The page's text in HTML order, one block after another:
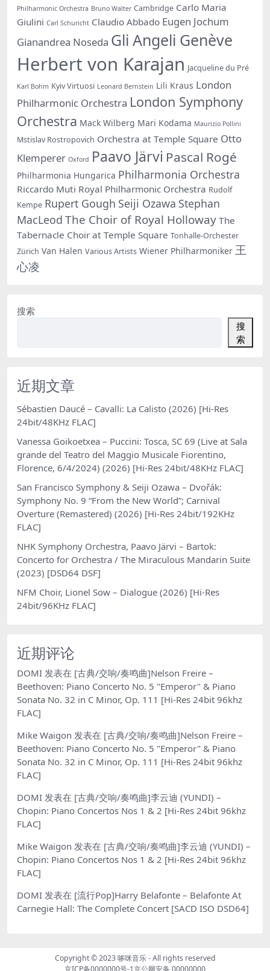
Philharmonic Orchestra Bruno Walter Cambridge Carlo Maria
Giulini Carl Schuricht Claudio Abbado Eugen Jochum
Gianandrea Noseda Gli Angeli Genève
Herbert von Karajan Jacqueline du Pré
Karl Bohm Kyiv Virtuosi Leonard Bernstein Lili Kraus London
Philharmonic Orchestra London Symphony
Orchestra Mack Wilberg Mari Kodama Maurizio Pollini
Mstislav Rostropovich Orchestra at Temple Square Otto
Klemperer Oxford Paavo Järvi Pascal Rogé
Philharmonia Hungarica Philharmonia Orchestra
Riccardo Muti Royal Philharmonic Orchestra Rudolf
Kempe Rupert Gough Seiji Ozawa Stephan
MacLeod The Choir of Royal Holloway The
Tabernacle Choir at Temple Square Tonhalle-Orchester
Zürich Van Halen Various Artists Wiener Philharmoniker 王
心凌
搜索
搜
索
近期文章
Sébastien Daucé – Cavalli: La Calisto (2026) [Hi-Res
24bit/48KHz FLAC]
Vanessa Goikoetxea – Puccini: Tosca, SC 69 (Live at Sala
grande del Teatro del Maggio Musicale Fiorentino,
Florence, 6/4/2024) (2026) [Hi-Res 24bit/48KHz FLAC]
San Francisco Symphony & Seiji Ozawa – Dvořák:
Symphony No. 9 “From the New World”; Carnival
Overture (Remastered) (2026) [Hi-Res 24bit/192KHz
FLAC]
NHK Symphony Orchestra, Paavo Järvi – Bartok:
Concerto for Orchestra / The Miraculous Mandarin Suite
(2023) [DSD64 DSF]
NFM Choir, Lionel Sow – Dialogue (2026) [Hi-Res
24bit/96KHz FLAC]
近期评论
DOMI 发表在 [古典/交响/奏鸣曲]Nelson Freire –
Beethoven: Piano Concerto No. 5 "Emperor" & Piano
Sonata No. 32 in C Minor, Op. 111 [Hi-Res 24bit 96khz
FLAC]
Mike Waigon 发表在 [古典/交响/奏鸣曲]Nelson Freire –
Beethoven: Piano Concerto No. 5 "Emperor" & Piano
Sonata No. 32 in C Minor, Op. 111 [Hi-Res 24bit 96khz
FLAC]
DOMI 发表在 [古典/交响/奏鸣曲]李云迪 (YUNDI) –
Chopin: Piano Concertos Nos 1 & 2 [Hi-Res 24bit 96khz
FLAC]
Mike Waigon 发表在 [古典/交响/奏鸣曲]李云迪 (YUNDI) –
Chopin: Piano Concertos Nos 1 & 2 [Hi-Res 24bit 96khz
FLAC]
DOMI 发表在 [流行Pop]Harry Belafonte – Belafonte At
Carnegie Hall: The Complete Concert [SACD ISO DSD64]
Copyright © 2023哆咪音乐- All rights reserved
京ICP备0000000号-1京公网安备 00000000